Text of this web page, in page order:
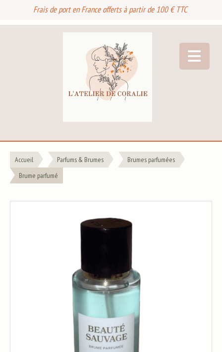
Frais de port en France offerts à partir de 100 € TTC
Accueil Parfums & Brumes
Brumes parfumées
Brume parfumé